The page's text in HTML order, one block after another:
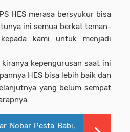
HES merasa bersyukur bisa
ini semua berkat teman-
kami untuk menjadi
kepengurusan saat ini
HES bisa lebih baik dan
yang belum sempat
Nobar Pesta Babi,